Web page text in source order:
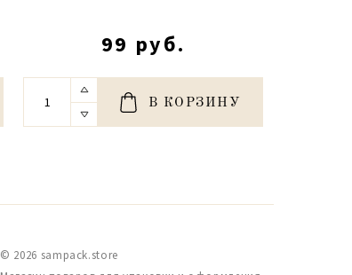
99 руб.
В КОРЗИНУ
© 2026 sampack.store